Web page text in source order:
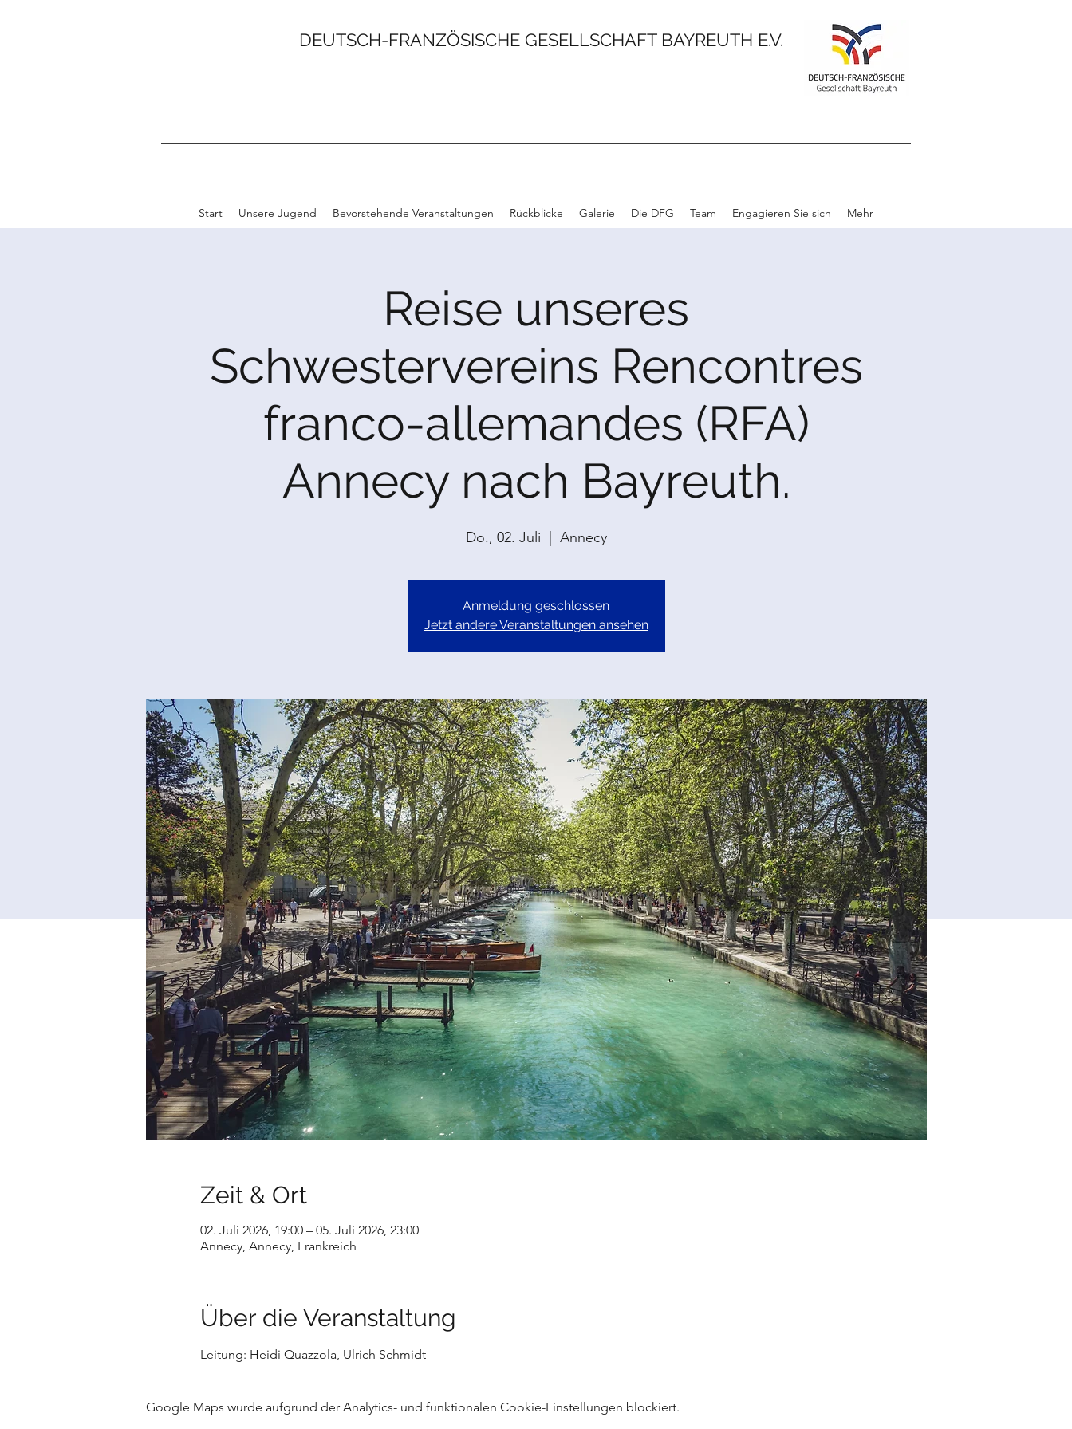
DEUTSCH-FRANZÖSISCHE GESELLSCHAFT BAYREUTH E.V.
Start Unsere Jugend Bevorstehende Veranstaltungen Rückblicke Galerie Die DFG Team Engagieren Sie sich Mehr
Reise unseres
Schwestervereins Rencontres
franco-allemandes (RFA)
Annecy nach Bayreuth.
Do., 02. Juli Annecy
Anmeldung geschlossen
Jetzt andere Veranstaltungen ansehen
Zeit & Ort
02. Juli 2026, 19:00 – 05. Juli 2026, 23:00
Annecy, Annecy, Frankreich
Über die Veranstaltung
Leitung: Heidi Quazzola, Ulrich Schmidt
Google Maps wurde aufgrund der Analytics- und funktionalen Cookie-Einstellungen blockiert.